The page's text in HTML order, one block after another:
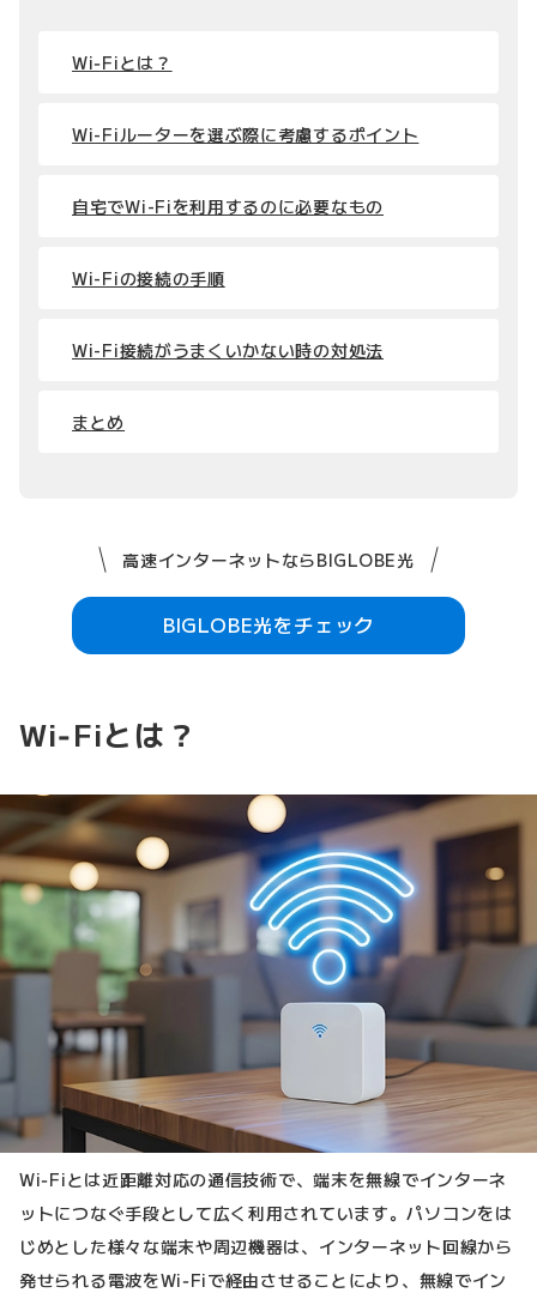
Wi‑Fiとは？
Wi-Fiルーターを選ぶ際に考慮するポイント
自宅でWi-Fiを利用するのに必要なもの
Wi-Fiの接続の手順
Wi-Fi接続がうまくいかない時の対処法
まとめ
高速インターネットならBIGLOBE光
BIGLOBE光をチェック
Wi‑Fiとは？
Wi‑Fiとは近距離対応の通信技術で、端末を無線でインターネ
ットにつなぐ手段として広く利用されています。パソコンをは
じめとした様々な端末や周辺機器は、インターネット回線から
発せられる電波をWi‑Fiで経由させることにより、無線でイン